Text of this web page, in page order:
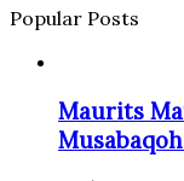
Popular Posts
Maurits